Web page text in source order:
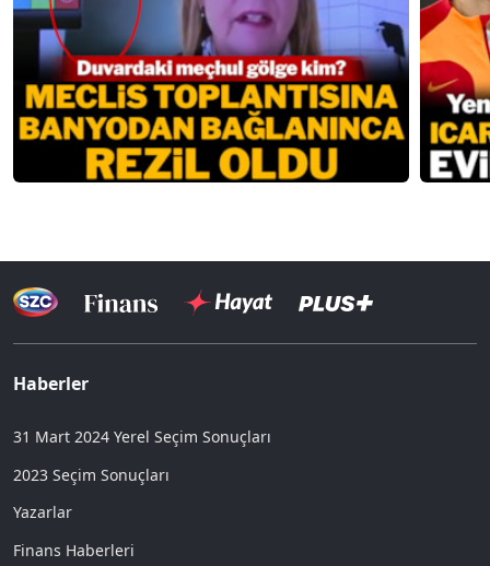
Haberler
31 Mart 2024 Yerel Seçim Sonuçları
2023 Seçim Sonuçları
Yazarlar
Finans Haberleri